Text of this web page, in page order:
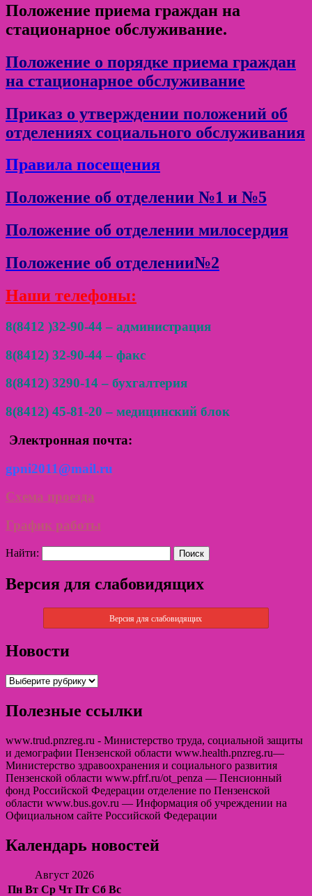
Положение приема граждан на
стационарное обслуживание.
Положение о порядке приема граждан
на стационарное обслуживание
Приказ о утверждении положений об
отделениях социального обслуживания
Правила посещения
Положение об отделении №1 и №5
Положение об отделении милосердия
Положение об отделении№2
Наши телефоны:
8(8412 )32-90-44 – администрация
8(8412) 32-90-44 – факс
8(8412) 3290-14 – бухгалтерия
8(8412) 45-81-20 – медицинский блок
Электронная почта:
gpni2011@mail.ru
Схема проезда
График работы
Найти:
Версия для слабовидящих
Версия для слабовидящих
Новости
Полезные ссылки
www.trud.pnzreg.ru - Министерство труда, социальной защиты
и демографии Пензенской области www.health.pnzreg.ru—
Министерство здравоохранения и социального развития
Пензенской области www.pfrf.ru/ot_penza — Пенсионный
фонд Российской Федерации отделение по Пензенской
области www.bus.gov.ru — Информация об учреждении на
Официальном сайте Российской Федерации
Календарь новостей
Август 2026
Пн Вт Ср Чт Пт Сб Вс